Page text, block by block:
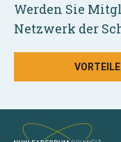
Werden Sie
Netzwerk der